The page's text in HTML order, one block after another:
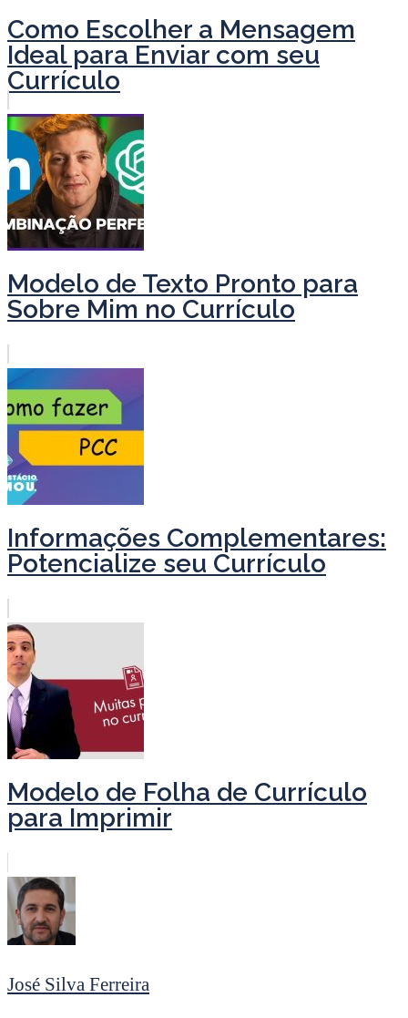
Como Escolher a Mensagem
Ideal para Enviar com seu
Currículo
Modelo de Texto Pronto para
Sobre Mim no Currículo
Informações Complementares:
Potencialize seu Currículo
Modelo de Folha de Currículo
para Imprimir
José Silva Ferreira